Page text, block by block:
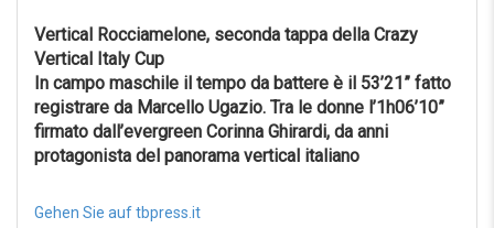
Vertical Rocciamelone, seconda tappa della Crazy
Vertical Italy Cup
In campo maschile il tempo da battere è il 53’21” fatto
registrare da Marcello Ugazio. Tra le donne l’1h06’10”
firmato dall’evergreen Corinna Ghirardi, da anni
protagonista del panorama vertical italiano
Gehen Sie auf tbpress.it